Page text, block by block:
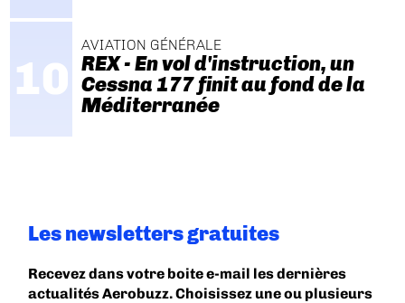
AVIATION GÉNÉRALE
REX - En vol d'instruction, un
Cessna 177 finit au fond de la
Méditerranée
Les newsletters gratuites
Recevez dans votre boite e-mail les dernières
actualités Aerobuzz. Choisissez une ou plusieurs